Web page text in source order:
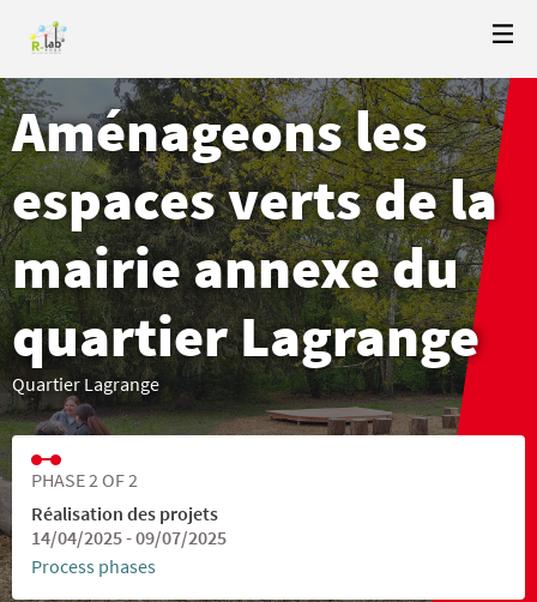
Aménageons les
espaces verts de la
mairie annexe du
quartier Lagrange
Quartier Lagrange
PHASE 2 OF 2
Réalisation des projets
14/04/2025 - 09/07/2025
Process phases